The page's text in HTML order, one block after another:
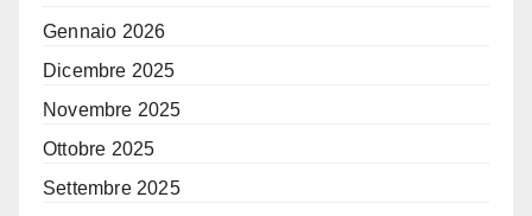
Gennaio 2026
Dicembre 2025
Novembre 2025
Ottobre 2025
Settembre 2025